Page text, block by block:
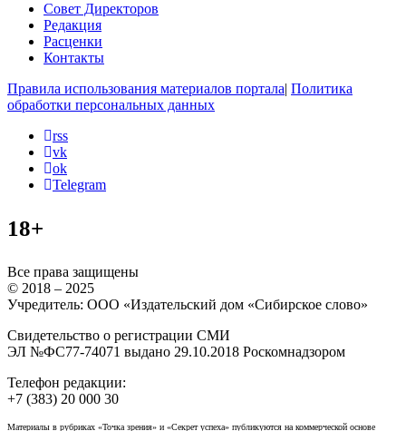
Совет Директоров
Редакция
Расценки
Контакты
Правила использования материалов портала| Политика
обработки персональных данных
rss
vk
ok
Telegram
18+
Все права защищены
© 2018 – 2025
Учредитель: ООО «Издательский дом «Сибирское слово»
Свидетельство о регистрации СМИ
ЭЛ №ФС77-74071 выдано 29.10.2018 Роскомнадзором
Телефон редакции:
+7 (383) 20 000 30
Материалы в рубриках «Точка зрения» и «Секрет успеха» публикуются на коммерческой основе